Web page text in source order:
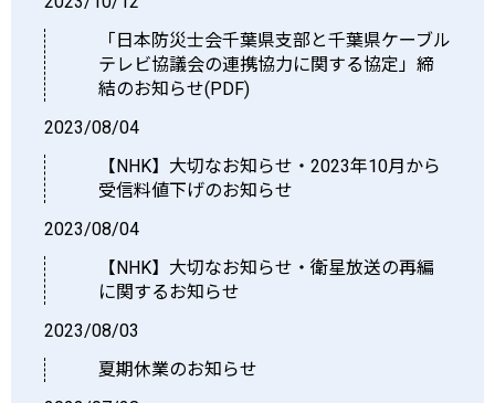
「日本防災士会千葉県支部と千葉県ケーブル
テレビ協議会の連携協力に関する協定」締
結のお知らせ(PDF)
2023/08/04
【NHK】大切なお知らせ・2023年10月から
受信料値下げのお知らせ
2023/08/04
【NHK】大切なお知らせ・衛星放送の再編
に関するお知らせ
2023/08/03
夏期休業のお知らせ